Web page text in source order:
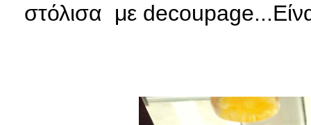
στόλισα με